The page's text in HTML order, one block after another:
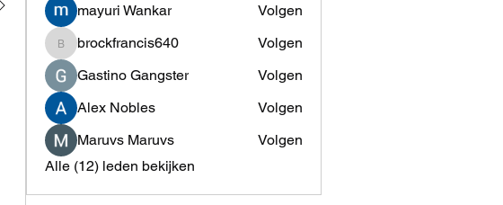
mayuri Wankar
Volgen
brockfrancis640
brockfrancis640
Volgen
Gastino Gangster
Volgen
Alex Nobles
Volgen
Maruvs Maruvs
Volgen
Alle (12) leden bekijken